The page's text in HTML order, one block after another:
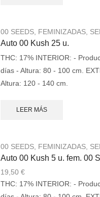
00 SEEDS FEMINIZADAS
Auto 00 Kush 25 u.
THC: 17% INTERIOR: -
días - Altura: 80 - 100 cm.
Altura: 120 - 140 cm.
LEER MÁS
00 SEEDS FEMINIZADAS
Auto 00 Kush 5 u. fem. 00
19,50 €
THC: 17% INTERIOR: -